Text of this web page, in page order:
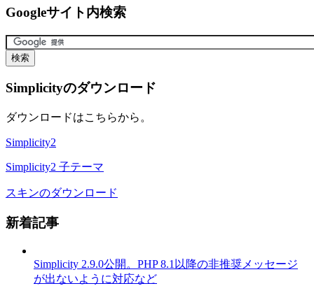
Googleサイト内検索
Simplicityのダウンロード
ダウンロードはこちらから。
Simplicity2
Simplicity2 子テーマ
スキンのダウンロード
新着記事
Simplicity 2.9.0公開。PHP 8.1以降の非推奨メッセージ
が出ないように対応など